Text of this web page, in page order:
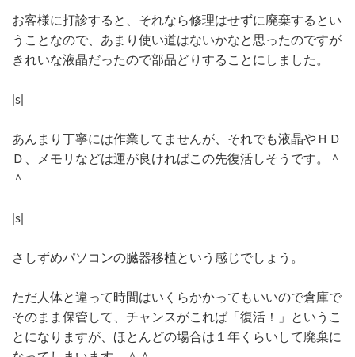
お客様に打診すると、それなら修理はせずに廃棄するとい
うことなので、あまり使い道はないかなと思ったのですが
きれいな液晶だったので部品どりすることにしました。
|s|
あんまり丁寧には作業してませんが、それでも液晶やＨＤ
Ｄ、メモリなどは運が良ければこの先復活しそうです。＾
＾
|s|
さしずめパソコンの臓器移植という感じでしょう。
ただ人体と違って時間はいくらかかってもいいので倉庫で
そのまま保管して、チャンスがこれば「復活！」というこ
とになりますが、ほとんどの場合は１年くらいして廃棄に